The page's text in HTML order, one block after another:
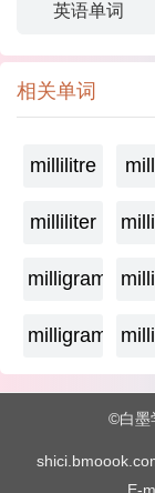
英语单词
相关单词
millilitre
milliliter
milligramme
milligram
©白墨